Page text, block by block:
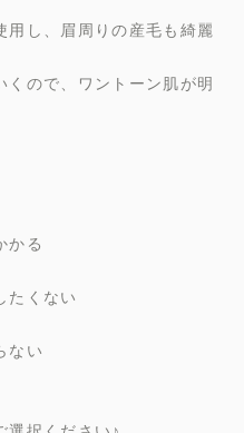
用し、眉周りの産毛も綺麗
ので、ワントーン肌が明
かる
たくない
ない